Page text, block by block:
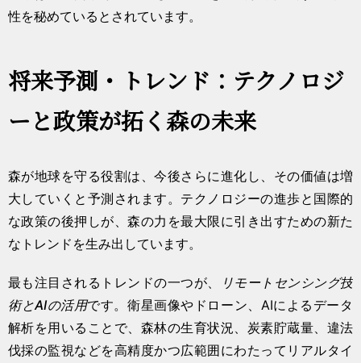
性を秘めているとされています。
将来予測・トレンド：テクノロジ
ーと政策が拓く森の未来
森が地球を守る役割は、今後さらに進化し、その価値は増
大していくと予測されます。テクノロジーの進歩と国際的
な政策の後押しが、森の力を最大限に引き出すための新た
なトレンドを生み出しています。
最も注目されるトレンドの一つが、
リモートセンシング技
術とAIの活用です。衛星画像やドローン、AIによるデータ
解析を用いることで、森林の生育状況、炭素貯蔵量、違法
伐採の監視などを高精度かつ広範囲にわたってリアルタイ